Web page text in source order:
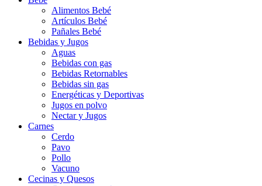
Alimentos Bebé
Artículos Bebé
Pañales Bebé
Bebidas y Jugos
Aguas
Bebidas con gas
Bebidas Retornables
Bebidas sin gas
Energéticas y Deportivas
Jugos en polvo
Nectar y Jugos
Carnes
Cerdo
Pavo
Pollo
Vacuno
Cecinas y Quesos